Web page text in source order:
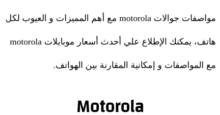
مواصفات جوالات motorola مع أهم المميزات و العيوب لكل
هاتف، يمكنك الإطلاع علي أحدث أسعار موبايلات motorola
مع المواصفات و إمكانية المقارنة بين الهواتف.
Motorola